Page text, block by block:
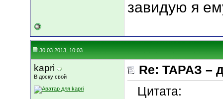
завидую я
30.03.2013, 10:03
kapri
В доску свой
Re: ТАРАЗ –
Цитата: